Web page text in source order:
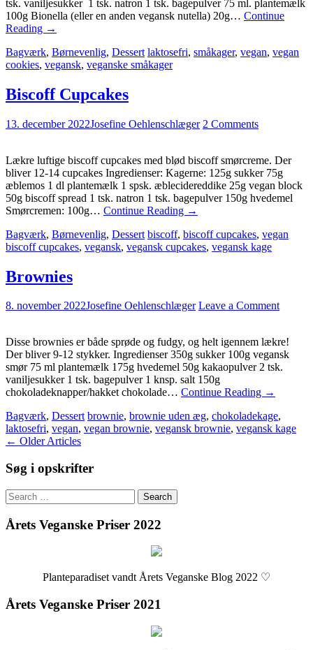
tsk. vaniljesukker 1 tsk. natron 1 tsk. bagepulver 75 ml. plantemælk
100g Bionella (eller en anden vegansk nutella) 20g… Continue
Reading →
Bagværk, Børnevenlig, Dessert laktosefri, småkager, vegan, vegan
cookies, vegansk, veganske småkager
Biscoff Cupcakes
13. december 2022Josefine Oehlenschlæger 2 Comments
Lækre luftige biscoff cupcakes med blød biscoff smørcreme. Der
bliver 12-14 cupcakes Ingredienser: Kagerne: 125g sukker 75g
æblemos 1 dl plantemælk 1 spsk. æblecidereddike 25g vegan block
50g biscoff spread 1 tsk. natron 1 tsk. bagepulver 150g hvedemel
Smørcremen: 100g… Continue Reading →
Bagværk, Børnevenlig, Dessert biscoff, biscoff cupcakes, vegan
biscoff cupcakes, vegansk, vegansk cupcakes, vegansk kage
Brownies
8. november 2022Josefine Oehlenschlæger Leave a Comment
Disse brownies er både sprøde og fudgy, og helt igennem lækre!
Der bliver 9-12 stykker. Ingredienser 350g sukker 100g vegansk
smør 75 ml plantemælk 175g hvedemel 50g kakaopulver 2 tsk.
vaniljesukker 1 tsk. bagepulver 1 knsp. salt 150g
chokoladeknapper/hakket chokolade… Continue Reading →
Bagværk, Dessert brownie, brownie uden æg, chokoladekage,
laktosefri, vegan, vegan brownie, vegansk brownie, vegansk kage
Post
← Older Articles
Søg i opskrifter
Search
for:
Årets Veganske Priser 2022
Planteparadiset vandt Årets Veganske Blog 2022 ♡
Årets Veganske Priser 2021